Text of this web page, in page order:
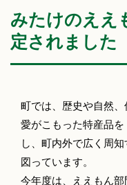
みたけのええ
定されました
町では、歴史や自然
愛がこもった特産品
し、町内外で広く周
図っています。
今年度は、ええもん